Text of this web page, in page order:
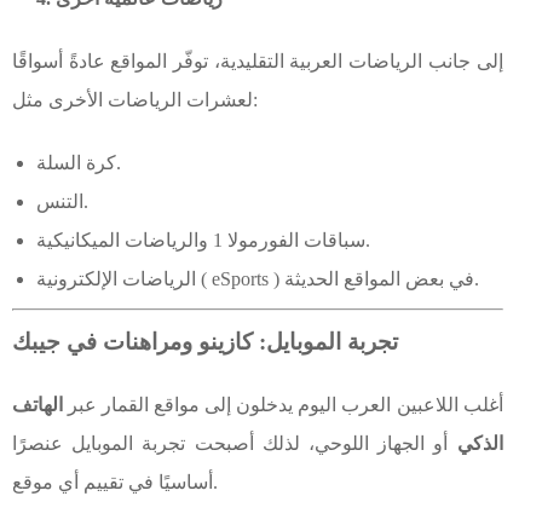
إلى جانب الرياضات العربية التقليدية، توفّر المواقع عادةً أسواقًا
لعشرات الرياضات الأخرى مثل:
كرة السلة.
التنس.
سباقات الفورمولا 1 والرياضات الميكانيكية.
الرياضات الإلكترونية ( eSports ) في بعض المواقع الحديثة.
تجربة الموبايل: كازينو ومراهنات في جيبك
أغلب اللاعبين العرب اليوم يدخلون إلى مواقع القمار عبر
الهاتف
الذكي أو الجهاز اللوحي، لذلك أصبحت تجربة الموبايل عنصرًا
أساسيًا في تقييم أي موقع.